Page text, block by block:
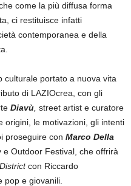
come la più diffusa forma
ci restituisce infatti
contemporanea e della
culturale portato a nuova vita
di LAZIOcrea, con gli
Diavù street artist e curatore
origini, le motivazioni, gli intenti
proseguire con Marco Della
Outdoor Festival, che offrirà
con Riccardo
pop e giovanili.